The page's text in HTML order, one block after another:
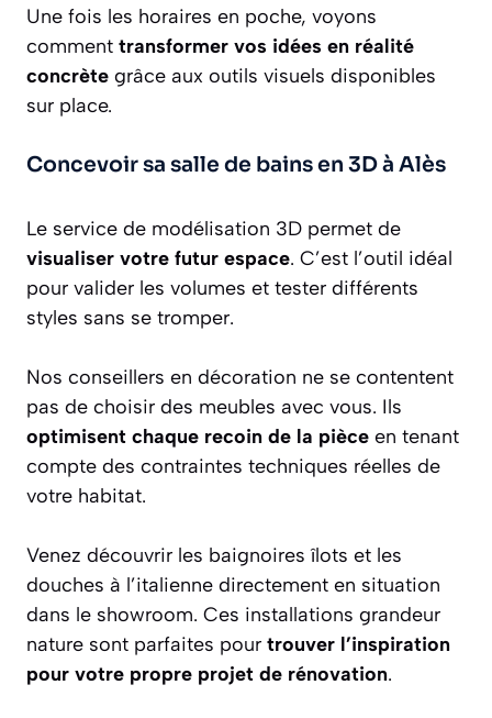
Une fois les horaires en poche, voyons
comment transformer vos idées en réalité
concrète grâce aux outils visuels disponibles
sur place.
Concevoir sa salle de bains en 3D à Alès
Le service de modélisation 3D permet de
visualiser votre futur espace. C’est l’outil idéal
pour valider les volumes et tester différents
styles sans se tromper.
Nos conseillers en décoration ne se contentent
pas de choisir des meubles avec vous. Ils
optimisent chaque recoin de la pièce en tenant
compte des contraintes techniques réelles de
votre habitat.
Venez découvrir les baignoires îlots et les
douches à l’italienne directement en situation
dans le showroom. Ces installations grandeur
nature sont parfaites pour trouver l’inspiration
pour votre propre projet de rénovation.